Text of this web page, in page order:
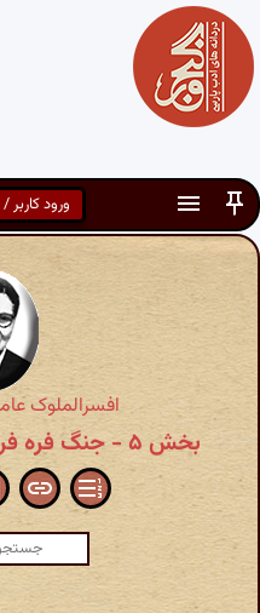
ورود کاربر
افسرالملوک
بخش ۵ - جنگ فره فرتیش بابنی بال شاه آشور